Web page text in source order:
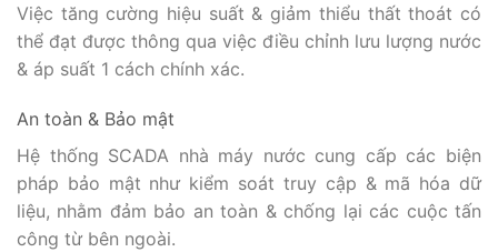
Việc tăng cường hiệu suất & giảm thiểu thất thoát có
thể đạt được thông qua việc điều chỉnh lưu lượng nước
& áp suất 1 cách chính xác.
An toàn & Bảo mật
Hệ thống SCADA nhà máy nước cung cấp các biện
pháp bảo mật như kiểm soát truy cập & mã hóa dữ
liệu, nhằm đảm bảo an toàn & chống lại các cuộc tấn
công từ bên ngoài.